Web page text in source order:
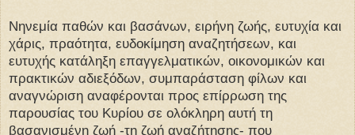
Νηνεμία παθών και βασάνων, ειρήνη ζωής, ευτυχία και
χάρις, πραότητα, ευδοκίμηση αναζητήσεων, και
ευτυχής κατάληξη επαγγελματικών, οικονομικών και
πρακτικών αδιεξόδων, συμπαράσταση φίλων και
αναγνώριση αναφέρονται προς επίρρωση της
παρουσίας του Κυρίου σε ολόκληρη αυτή τη
βασανισμένη ζωή -τη ζωή αναζήτησης- που